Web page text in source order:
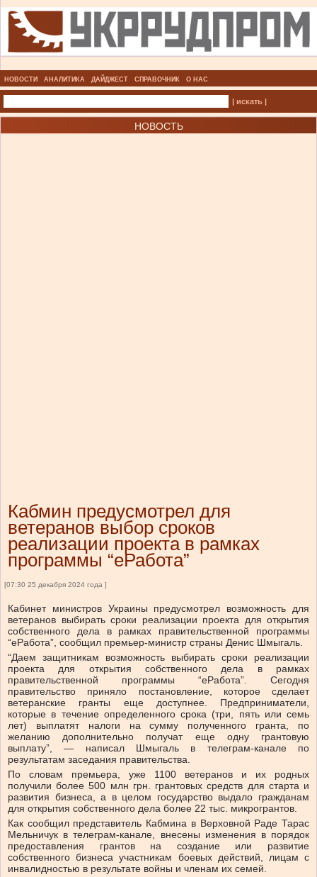
НОВОСТИ АНАЛИТИКА ДАЙДЖЕСТ СПРАВОЧНИК О НАС
| искать |
НОВОСТЬ
Кабмин предусмотрел для
ветеранов выбор сроков
реализации проекта в рамках
программы “еРабота”
[07:30 25 декабря 2024 года ]
Кабинет министров Украины предусмотрел возможность для
ветеранов выбирать сроки реализации проекта для открытия
собственного дела в рамках правительственной программы
“еРабота”, сообщил премьер-министр страны Денис Шмыгаль.
“Даем защитникам возможность выбирать сроки реализации
проекта для открытия собственного дела в рамках
правительственной программы “еРабота”. Сегодня
правительство приняло постановление, которое сделает
ветеранские гранты еще доступнее. Предприниматели,
которые в течение определенного срока (три, пять или семь
лет) выплатят налоги на сумму полученного гранта, по
желанию дополнительно получат еще одну грантовую
выплату”, — написал Шмыгаль в телеграм-канале по
результатам заседания правительства.
По словам премьера, уже 1100 ветеранов и их родных
получили более 500 млн грн. грантовых средств для старта и
развития бизнеса, а в целом государство выдало гражданам
для открытия собственного дела более 22 тыс. микрогрантов.
Как сообщил представитель Кабмина в Верховной Раде Тарас
Мельничук в телеграм-канале, внесены изменения в порядок
предоставления грантов на создание или развитие
собственного бизнеса участникам боевых действий, лицам с
инвалидностью в результате войны и членам их семей.